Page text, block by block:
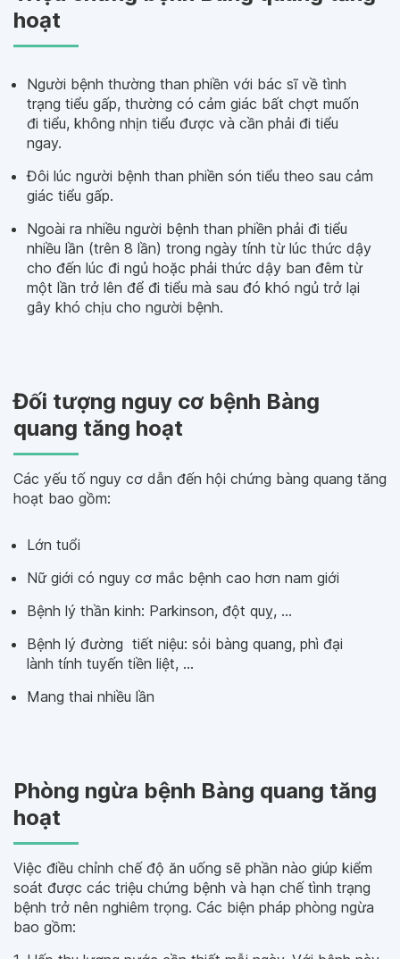
hoạt
Người bệnh thường than phiền với bác sĩ về tình
trạng tiểu gấp, thường có cảm giác bất chợt muốn
đi tiểu, không nhịn tiểu được và cần phải đi tiểu
ngay.
Đôi lúc người bệnh than phiền són tiểu theo sau cảm
giác tiểu gấp.
Ngoài ra nhiều người bệnh than phiền phải đi tiểu
nhiều lần (trên 8 lần) trong ngày tính từ lúc thức dậy
cho đến lúc đi ngủ hoặc phải thức dậy ban đêm từ
một lần trở lên để đi tiểu mà sau đó khó ngủ trở lại
gây khó chịu cho người bệnh.
Đối tượng nguy cơ bệnh Bàng
quang tăng hoạt
Các yếu tố nguy cơ dẫn đến hội chứng bàng quang tăng
hoạt bao gồm:
Lớn tuổi
Nữ giới có nguy cơ mắc bệnh cao hơn nam giới
Bệnh lý thần kinh: Parkinson, đột quỵ, ...
Bệnh lý đường tiết niệu: sỏi bàng quang, phì đại
lành tính tuyến tiền liệt, ...
Mang thai nhiều lần
Phòng ngừa bệnh Bàng quang tăng
hoạt
Việc điều chỉnh chế độ ăn uống sẽ phần nào giúp kiểm
soát được các triệu chứng bệnh và hạn chế tình trạng
bệnh trở nên nghiêm trọng. Các biện pháp phòng ngừa
bao gồm: